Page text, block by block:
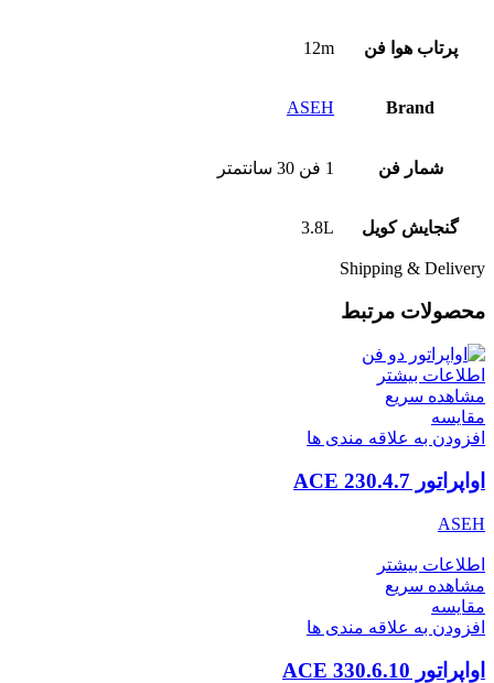
پرتاب هوا فن 12m
Brand
ASEH
شمار فن 1 فن 30 سانتمتر
گنجایش کویل 3.8L
Shipping & Delivery
محصولات مرتبط
اطلاعات بیشتر
مشاهده سریع
مقایسه
افزودن به علاقه مندی ها
اواپراتور ACE 230.4.7
ASEH
اطلاعات بیشتر
مشاهده سریع
مقایسه
افزودن به علاقه مندی ها
اواپراتور ACE 330.6.10